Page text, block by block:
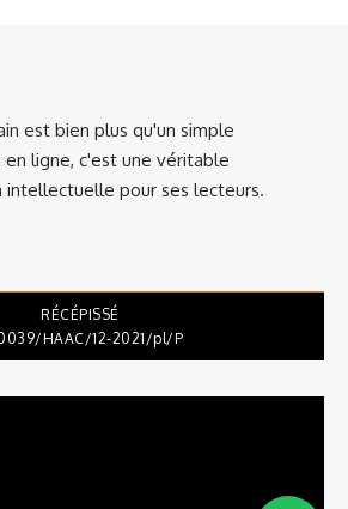
est bien plus qu'un simple
ligne, c'est une véritable
intellectuelle pour ses lecteurs.
RÉCÉPISSÉ
HAAC/12-2021/pl/P